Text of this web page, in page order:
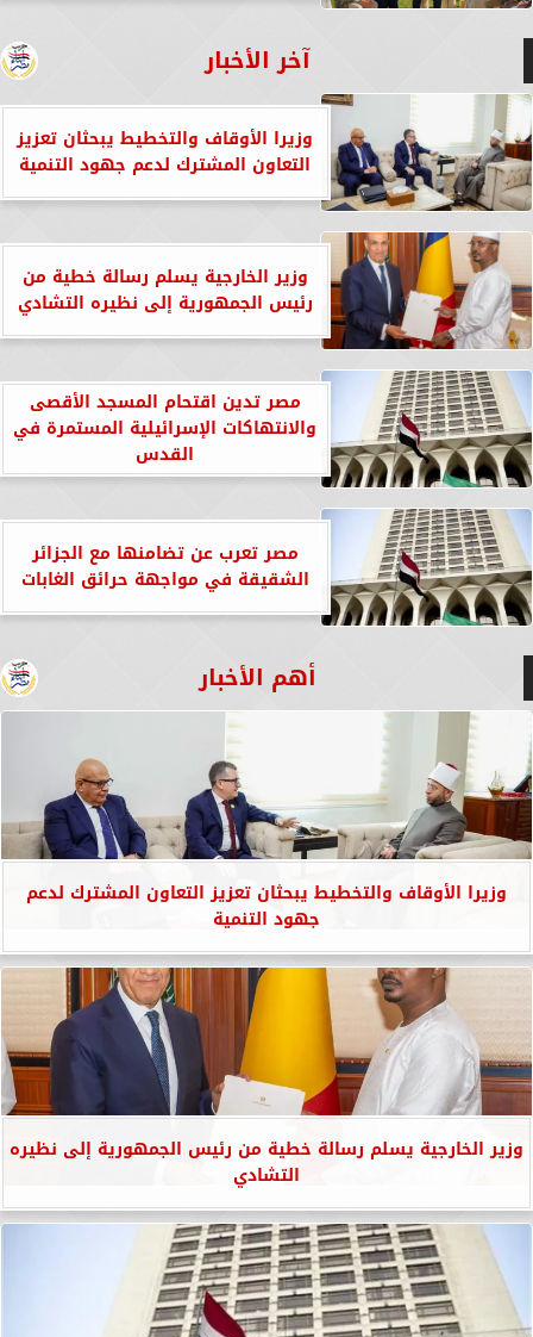
آخر الأخبار
وزيرا الأوقاف والتخطيط يبحثان تعزيز
التعاون المشترك لدعم جهود التنمية
وزير الخارجية يسلم رسالة خطية من
رئيس الجمهورية إلى نظيره التشادي
مصر تدين اقتحام المسجد الأقصى
والانتهاكات الإسرائيلية المستمرة في
القدس
مصر تعرب عن تضامنها مع الجزائر
الشقيقة في مواجهة حرائق الغابات
أهم الأخبار
وزيرا الأوقاف والتخطيط يبحثان تعزيز التعاون المشترك لدعم
جهود التنمية
وزير الخارجية يسلم رسالة خطية من رئيس الجمهورية إلى نظيره
التشادي